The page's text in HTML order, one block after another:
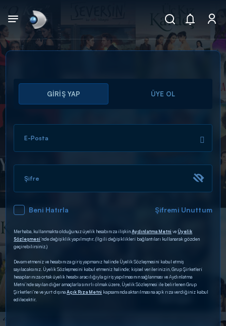
Arama
ARAMA SONUÇLARI
DİĞER SONUÇLAR
GİRİŞ YAP ÜYE OL
E-Posta
Şifre
Beni Hatırla Şifremi Unuttum
Merhaba, kullanmakta olduğunuz üyelik hesabınıza ilişkinAydınlatma Metni veÜyelik
Sözleşmesi’nde değişiklik yapılmıştır. (İlgili değişiklikleri bağlantıları kullanarak gözden
geçirebilirsiniz.)
Devam etmeniz ve hesabınıza giriş yapmanız halinde Üyelik Sözleşmesini kabul etmiş
sayılacaksınız. Üyelik Sözleşmesini kabul etmeniz halinde; kişisel verilerinizin, Grup Şirketleri
hesaplarınıza ortak üyelik hesabı aracılığıyla giriş yapılmasının sağlanması ve Aydınlatma
Metni’nde sayılan diğer amaçlarla sınırlı olmak üzere, Üyelik Sözleşmesi ile belirlenen Grup
Şirketleri’ne ve yurt dışınaAçık Rıza Metni kapsamında aktarılmasına açık rıza verdiğiniz kabul
edilecektir.